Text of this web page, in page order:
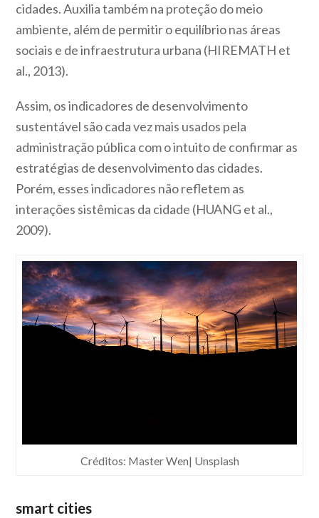
cidades. Auxilia também na proteção do meio
ambiente, além de permitir o equilíbrio nas áreas
sociais e de infraestrutura urbana (HIREMATH et
al., 2013).
Assim, os indicadores de desenvolvimento
sustentável são cada vez mais usados pela
administração pública com o intuito de confirmar as
estratégias de desenvolvimento das cidades.
Porém, esses indicadores não refletem as
interações sistêmicas da cidade (HUANG et al.,
2009).
Créditos: Master Wen| Unsplash
smart cities